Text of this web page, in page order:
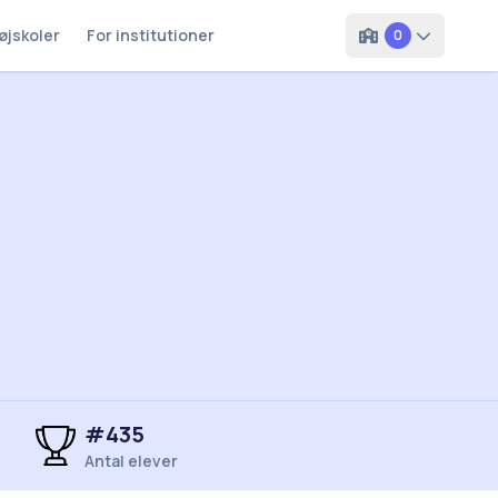
For institutioner 0
#435
Antal elever